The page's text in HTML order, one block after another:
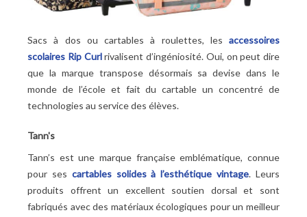
Sacs à dos ou cartables à roulettes, les accessoires
scolaires Rip Curlrivalisent d’ingéniosité. Oui, on peut dire
que la marque transpose désormais sa devise dans le
monde de l’école et fait du cartable un concentré de
technologies au service des élèves.
Tann's
Tann’s est une marque française emblématique, connue
pour ses cartables solides à l’esthétique vintage. Leurs
produits offrent un excellent soutien dorsal et sont
fabriqués avec des matériaux écologiques pour un meilleur